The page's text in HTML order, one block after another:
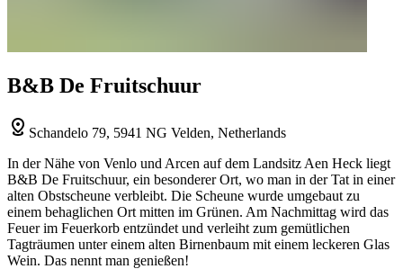
B&B De Fruitschuur
Schandelo 79, 5941 NG Velden, Netherlands
In der Nähe von Venlo und Arcen auf dem Landsitz Aen Heck liegt
B&B De Fruitschuur, ein besonderer Ort, wo man in der Tat in einer
alten Obstscheune verbleibt. Die Scheune wurde umgebaut zu
einem behaglichen Ort mitten im Grünen. Am Nachmittag wird das
Feuer im Feuerkorb entzündet und verleiht zum gemütlichen
Tagträumen unter einem alten Birnenbaum mit einem leckeren Glas
Wein. Das nennt man genießen!